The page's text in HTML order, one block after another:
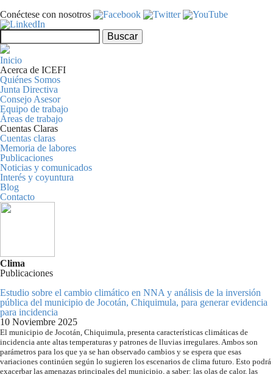
Conéctese con nosotros
Formulario de búsqueda
Buscar
Inicio
Acerca de ICEFI
Quiénes Somos
Junta Directiva
Consejo Asesor
Equipo de trabajo
Áreas de trabajo
Cuentas Claras
Cuentas claras
Memoria de labores
Publicaciones
Noticias y comunicados
Interés y coyuntura
Blog
Contacto
Clima
Publicaciones
Estudio sobre el cambio climático en NNA y análisis de la inversión
pública del municipio de Jocotán, Chiquimula, para generar evidencia
para incidencia
10 Noviembre 2025
El municipio de Jocotán, Chiquimula, presenta características climáticas de
incidencia ante altas temperaturas y patrones de lluvias irregulares. Ambos son
parámetros para los que ya se han observado cambios y se espera que esas
variaciones continúen según lo sugieren los escenarios de clima futuro. Esto podrá
exacerbar las amenazas principales del municipio, a saber: las olas de calor, las